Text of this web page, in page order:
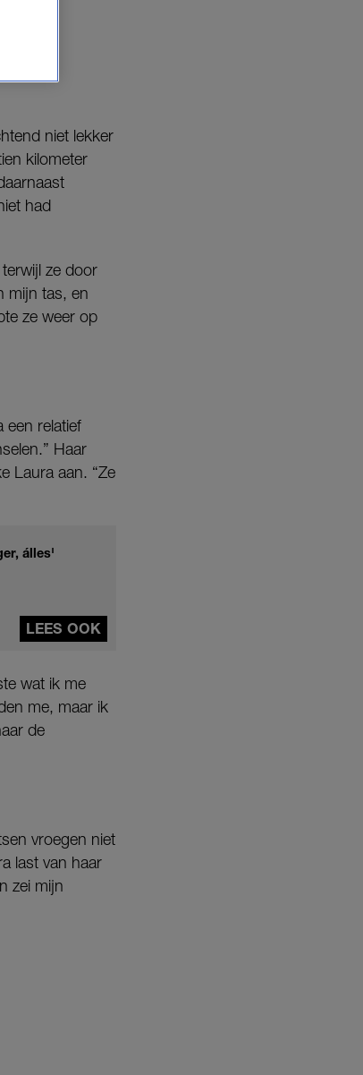
niet lekker
kilometer
had
ze door
mijn tas, en
ze weer op
een relatief
Haar
Laura aan. “Ze
álles'
LEES OOK
wat ik me
me, maar ik
de
vroegen niet
last van haar
zei mijn